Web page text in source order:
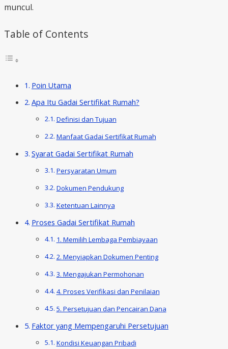
muncul.
Table of Contents
Poin Utama
Apa Itu Gadai Sertifikat Rumah?
Definisi dan Tujuan
Manfaat Gadai Sertifikat Rumah
Syarat Gadai Sertifikat Rumah
Persyaratan Umum
Dokumen Pendukung
Ketentuan Lainnya
Proses Gadai Sertifikat Rumah
1. Memilih Lembaga Pembiayaan
2. Menyiapkan Dokumen Penting
3. Mengajukan Permohonan
4. Proses Verifikasi dan Penilaian
5. Persetujuan dan Pencairan Dana
Faktor yang Mempengaruhi Persetujuan
Kondisi Keuangan Pribadi